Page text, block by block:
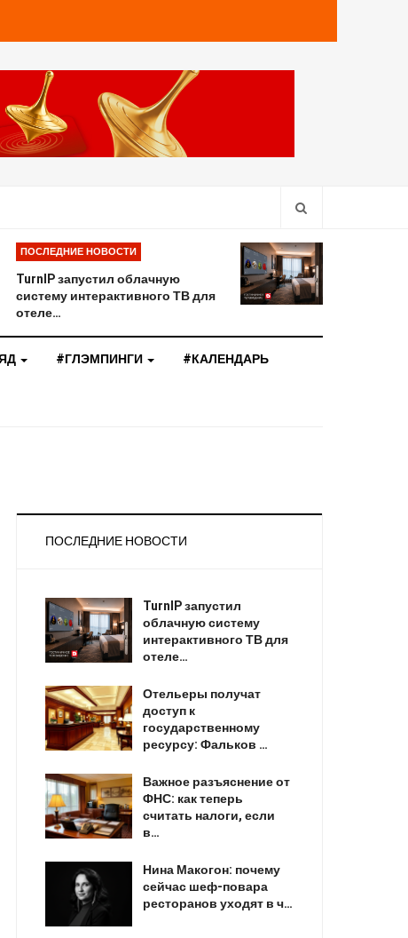
ПОСЛЕДНИЕ НОВОСТИ
TurnIP запустил облачную
систему интерактивного ТВ для
отеле…
#ГЛЭМПИНГИ #КАЛЕНДАРЬ
ПОСЛЕДНИЕ НОВОСТИ
TurnIP запустил
облачную систему
интерактивного ТВ для
отеле…
Отельеры получат
доступ к
государственному
ресурсу: Фальков …
Важное разъяснение от
ФНС: как теперь
считать налоги, если
в…
Нина Макогон: почему
сейчас шеф-повара
ресторанов уходят в ч…